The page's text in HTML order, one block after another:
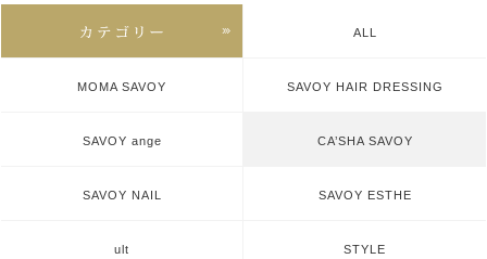
ALL
MOMA SAVOY SAVOY HAIR DRESSING
SAVOY ange CA’SHA SAVOY
SAVOY NAIL SAVOY ESTHE
ult STYLE